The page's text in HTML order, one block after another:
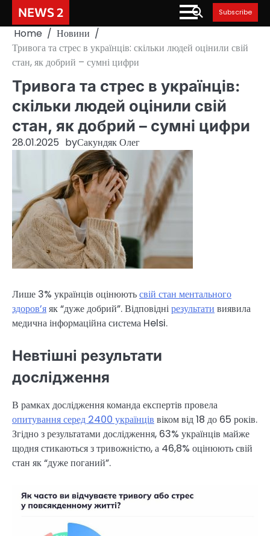
content
NEWS 2 Subscribe
Home
Новини
Тривога та стрес в українців: скільки людей оцінили свій
стан, як добрий – сумні цифри
Тривога та стрес в українців:
скільки людей оцінили свій
стан, як добрий – сумні цифри
28.01.2025 byСакундяк Олег
Лише 3% українців оцінюютьсвій стан ментального
здоров’яяк “дуже добрий”. Відповіднірезультати виявила
медична інформаційна система Helsi.
Невтішні результати
дослідження
В рамках дослідження команда експертів провела
опитування серед 2400 українців віком від 18 до 65 років.
Згідно з результатами дослідження, 63% українців майже
щодня стикаються з тривожністю, а 46,8% оцінюють свій
стан як “дуже поганий”.